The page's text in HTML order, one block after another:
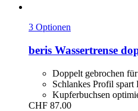
3 Optionen
beris Wassertrense
Doppelt gebrochen
Schlankes Profil spart
Kupferbuchsen
CHF 87.00